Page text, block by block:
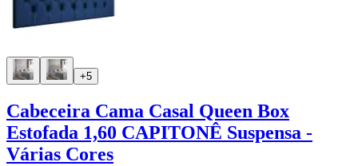
+5
Cabeceira Cama Casal Queen Box
Estofada 1,60 CAPITONÊ Suspensa -
Várias Cores